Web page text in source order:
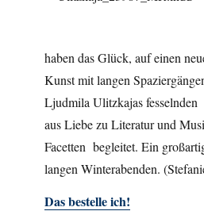
haben das Glück, auf einen
Kunst mit langen
Ljudmila Ulitzkajas fesselnden
aus Liebe zu Literatur und
Facetten begleitet. Ein
langen Winterabenden.
Das bestelle ich!